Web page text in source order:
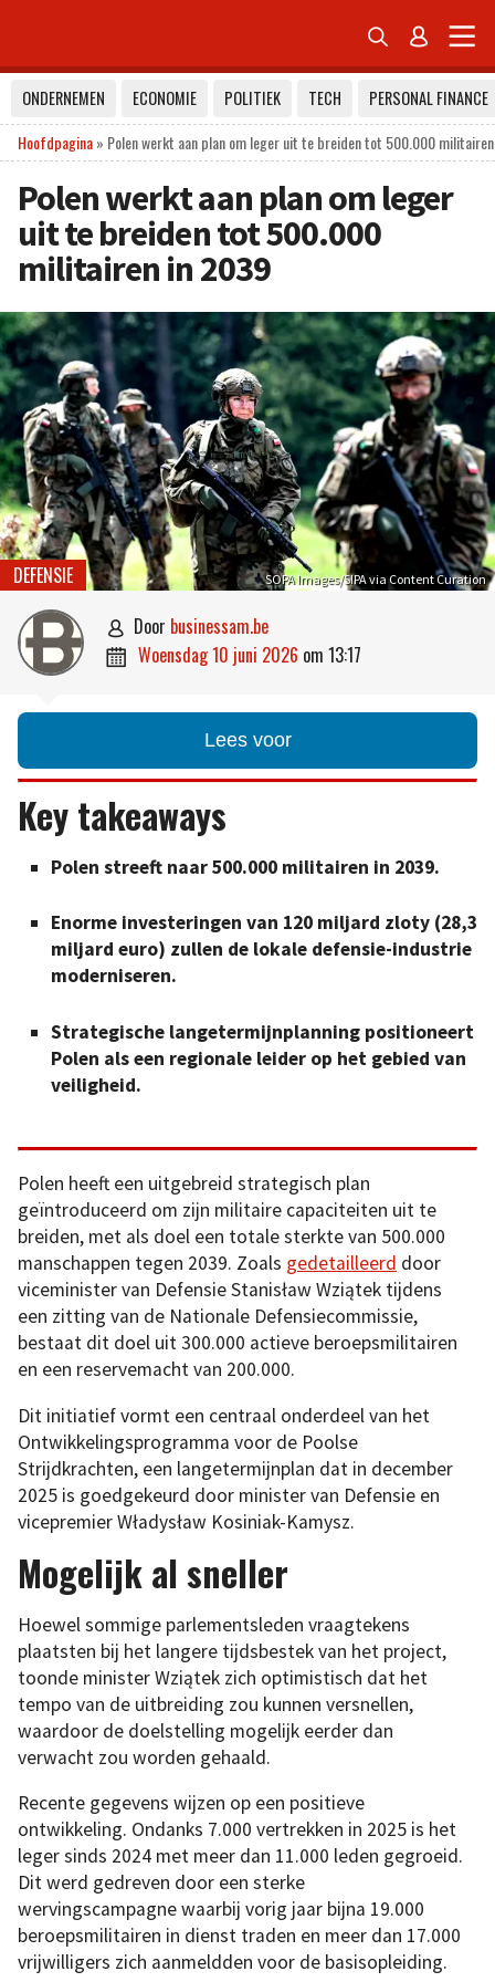
 
ONDERNEMEN ECONOMIE POLITIEK TECH
PERSONAL FINANCE
Hoofdpagina» Polen werkt aan plan om leger uit te breiden tot 500.000
Polen werkt aan plan om leger
uit te breiden tot 500.000
militairen in 2039
SOPA Images/SIPA via Content Curation
DEFENSIE
 door businessam.be
 woensdag 10 juni 2026 om 13:17
Lees voor
Key takeaways
Polen streeft naar 500.000 militairen in 2039.
Enorme investeringen van 120 miljard zloty (28,3
miljard euro) zullen de lokale defensie-industrie
moderniseren.
Strategische langetermijnplanning positioneert
Polen als een regionale leider op het gebied van
veiligheid.
Polen heeft een uitgebreid strategisch plan
geïntroduceerd om zijn militaire capaciteiten uit te
breiden, met als doel een totale sterkte van 500.000
manschappen tegen 2039. Zoals gedetailleerd door
viceminister van Defensie Stanisław Wziątek tijdens
een zitting van de Nationale Defensiecommissie,
bestaat dit doel uit 300.000 actieve beroepsmilitairen
en een reservemacht van 200.000.
Dit initiatief vormt een centraal onderdeel van het
Ontwikkelingsprogramma voor de Poolse
Strijdkrachten, een langetermijnplan dat in december
2025 is goedgekeurd door minister van Defensie en
vicepremier Władysław Kosiniak-Kamysz.
Mogelijk al sneller
Hoewel sommige parlementsleden vraagtekens
plaatsten bij het langere tijdsbestek van het project,
toonde minister Wziątek zich optimistisch dat het
tempo van de uitbreiding zou kunnen versnellen,
waardoor de doelstelling mogelijk eerder dan
verwacht zou worden gehaald.
Recente gegevens wijzen op een positieve
ontwikkeling. Ondanks 7.000 vertrekken in 2025 is het
leger sinds 2024 met meer dan 11.000 leden gegroeid.
Dit werd gedreven door een sterke
wervingscampagne waarbij vorig jaar bijna 19.000
beroepsmilitairen in dienst traden en meer dan 17.000
vrijwilligers zich aanmeldden voor de basisopleiding.